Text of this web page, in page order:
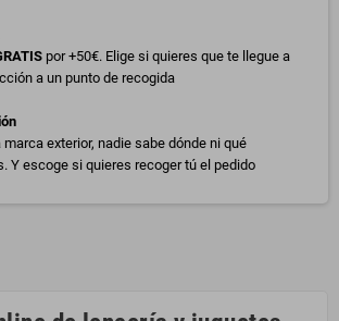
por +50€. Elige si quieres que te llegue a
a un punto de recogida
marca exterior, nadie sabe dónde ni qué
Y escoge si quieres recoger tú el pedido